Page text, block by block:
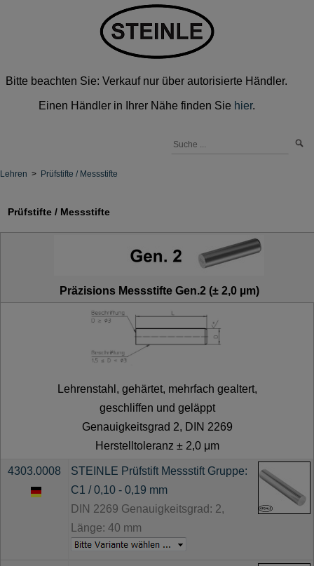
Bitte beachten Sie: Verkauf nur über autorisierte Händler.
Einen Händler in Ihrer Nähe finden Sie hier.
Lehren > Prüfstifte / Messstifte
Prüfstifte / Messstifte
Präzisions Messstifte Gen.2 (± 2,0 µm)
Lehrenstahl, gehärtet, mehrfach gealtert,
geschliffen und geläppt
Genauigkeitsgrad 2, DIN 2269
Herstelltoleranz ± 2,0 μm
4303.0008
STEINLE Prüfstift Messstift Gruppe:
C1 / 0,10 - 0,19 mm
DIN 2269 Genauigkeitsgrad: 2,
Länge: 40 mm